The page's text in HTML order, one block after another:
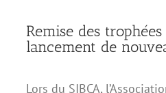
Remise des trophées
lancement de
Lors du SIBCA,